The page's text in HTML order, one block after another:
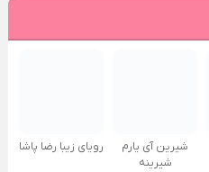
شیرین آی یارم
شیرینه
رویای زیبا رضا پاشا